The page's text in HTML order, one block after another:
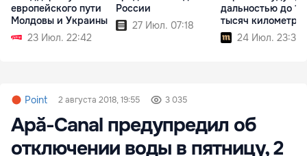
европейского пути
Молдовы и Украины
23 Июл. 22:42
России
27 Июл. 07:18
дальностью до 10
тысяч
24 Июл. 23:35
Point 2 августа 2018, 19:55 3 035
Apă-Canal предупредил об
отключении воды в пятницу, 2